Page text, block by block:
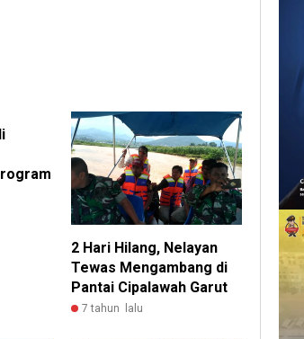
2 Hari Hilang, Nelayan
Tewas Mengambang di
Pantai Cipalawah Garut
7 tahun lalu